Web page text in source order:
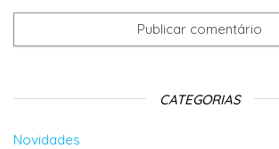
CATEGORIAS
Novidades